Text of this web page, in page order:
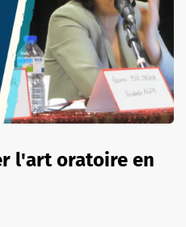
l'art oratoire en